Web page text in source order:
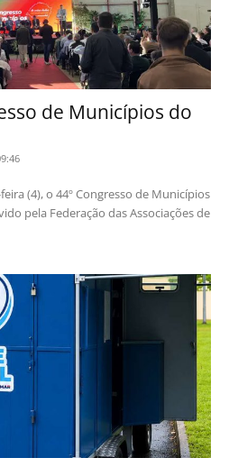
de Municípios do
(4), o 44º Congresso de Municípios
pela Federação das Associações de